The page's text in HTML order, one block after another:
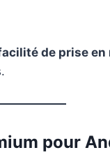
de prise en
pour